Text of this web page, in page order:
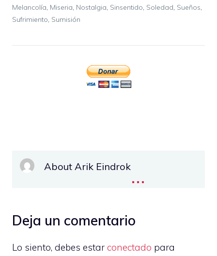
Melancolía, Miseria, Nostalgia, Sinsentido, Soledad, Sueños,
Sufrimiento, Sumisión
About Arik Eindrok...
Deja un comentario
Lo siento, debes estar conectado para